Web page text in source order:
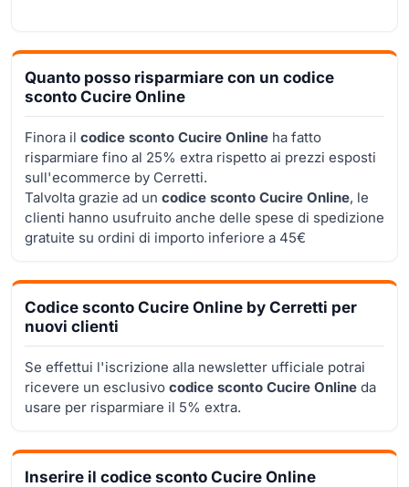
Quanto posso risparmiare con un codice
sconto Cucire Online
Finora il codice sconto Cucire Online ha fatto
risparmiare fino al 25% extra rispetto ai prezzi esposti
sull'ecommerce by Cerretti.
Talvolta grazie ad un codice sconto Cucire Online, le
clienti hanno usufruito anche delle spese di spedizione
gratuite su ordini di importo inferiore a 45€
Codice sconto Cucire Online by Cerretti per
nuovi clienti
Se effettui l'iscrizione alla newsletter ufficiale potrai
ricevere un esclusivo codice sconto Cucire Online da
usare per risparmiare il 5% extra.
Inserire il codice sconto Cucire Online